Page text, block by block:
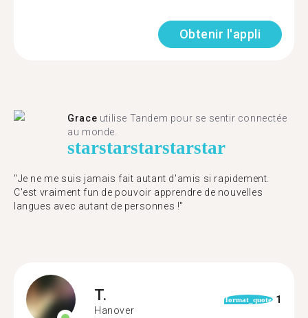
Obtenir l'appli
Grace utilise Tandem pour se sentir connectée
au monde.
starstarstarstarstar
"Je ne me suis jamais fait autant d'amis si rapidement.
C'est vraiment fun de pouvoir apprendre de nouvelles
langues avec autant de personnes !"
T.
Hanover
format_quote 1